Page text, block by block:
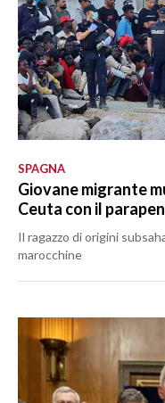
SPAGNA
Giovane migrante
Ceuta con il
Il ragazzo di origini
marocchine